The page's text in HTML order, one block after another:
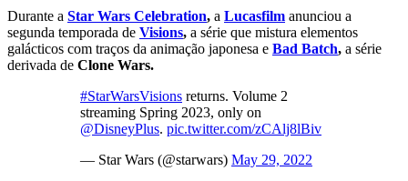
Durante a Star Wars Celebration, a Lucasfilm anunciou a
segunda temporada de Visions, a série que mistura elementos
galácticos com traços da animação japonesa e Bad Batch, a série
derivada de Clone Wars.
#StarWarsVisions returns. Volume 2
streaming Spring 2023, only on
@DisneyPlus. pic.twitter.com/zCAlj8lBiv
— Star Wars (@starwars) May 29, 2022